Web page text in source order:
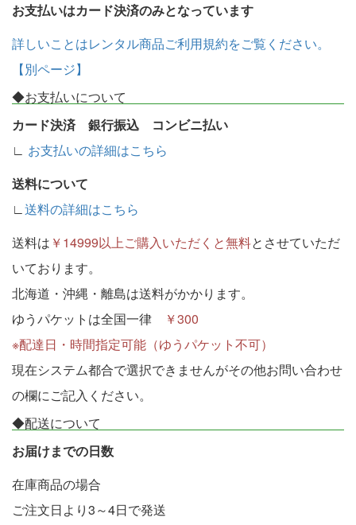
お支払いはカード決済のみとなっています
詳しいことはレンタル商品ご利用規約をご覧ください。
【別ページ】
◆お支払いについて
カード決済 銀行振込 コンビニ払い
∟ お支払いの詳細はこちら
送料について
∟送料の詳細はこちら
送料は ￥14999以上ご購入いただくと無料とさせていただ
いております。
北海道・沖縄・離島は送料がかかります。
ゆうパケットは全国一律
￥300
※配達日・時間指定可能（ゆうパケット不可）
現在システム都合で選択できませんがその他お問い合わせ
の欄にご記入ください。
◆配送について
お届けまでの日数
在庫商品の場合
ご注文日より3～4日で発送